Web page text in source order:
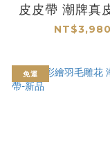
皮皮帶 潮牌真
新品
NT$3,980
免運